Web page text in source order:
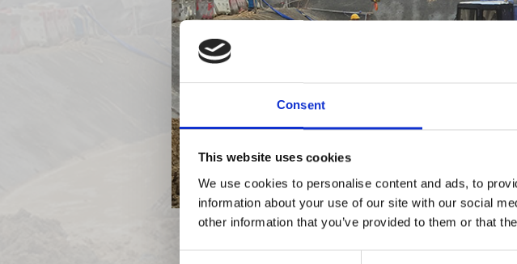
Consent
This website uses cookies
We use cookies to personalise content and ads, to
information about your use of our site with our social
other information that you’ve provided to them or that